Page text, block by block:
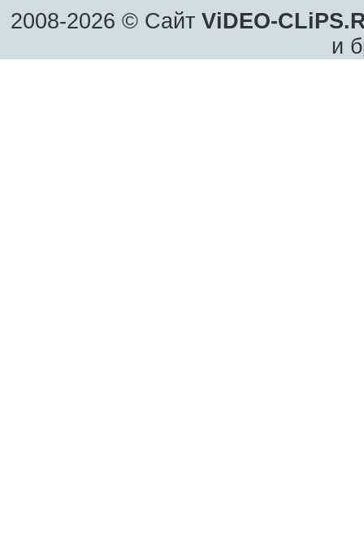
2008-2026 © Сайт ViDEO-
и